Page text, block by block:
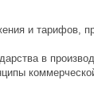
и тарифов,
в